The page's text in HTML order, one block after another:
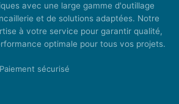
avec une large gamme d'outillage
et de solutions adaptées. Notre
à votre service pour garantir qualité,
optimale pour tous vos projets.
Paiement sécurisé